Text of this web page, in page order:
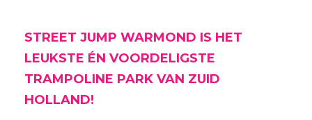
STREET JUMP WARMOND IS HET
LEUKSTE ÉN VOORDELIGSTE
TRAMPOLINE PARK VAN ZUID
HOLLAND!